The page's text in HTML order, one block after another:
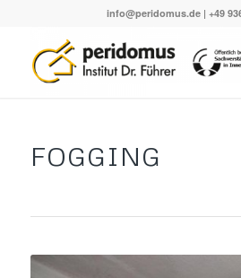
info@peridomus.de| +49
FOGGING